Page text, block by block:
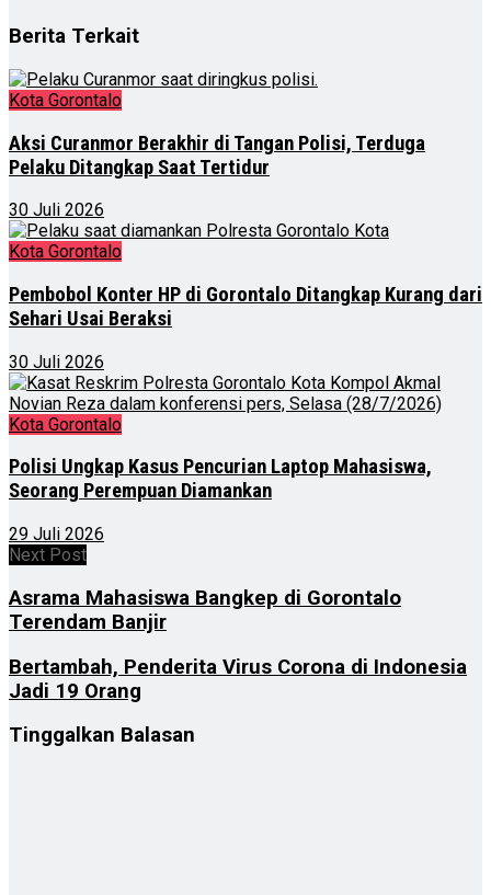
Berita Terkait
Kota Gorontalo
Aksi Curanmor Berakhir di Tangan Polisi, Terduga
Pelaku Ditangkap Saat Tertidur
30 Juli 2026
Kota Gorontalo
Pembobol Konter HP di Gorontalo Ditangkap Kurang dari
Sehari Usai Beraksi
30 Juli 2026
Kota Gorontalo
Polisi Ungkap Kasus Pencurian Laptop Mahasiswa,
Seorang Perempuan Diamankan
29 Juli 2026
Next Post
Asrama Mahasiswa Bangkep di Gorontalo
Terendam Banjir
Bertambah, Penderita Virus Corona di Indonesia
Jadi 19 Orang
Tinggalkan Balasan